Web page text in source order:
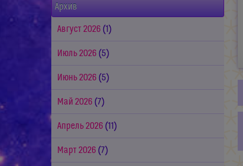
Архив
Август 2026 (1)
Июль 2026 (5)
Июнь 2026 (5)
Май 2026 (7)
Апрель 2026 (11)
Март 2026 (7)